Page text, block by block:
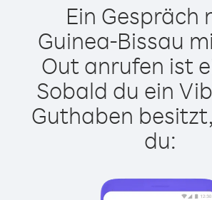
Ein Gespräch
Guinea-Bissau
Out anrufen ist
Sobald du ein
Guthaben
du: